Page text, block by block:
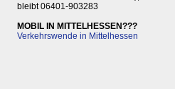
bleibt 06401-903283
MOBIL IN MITTELHESSEN???
Verkehrswende in Mittelhessen